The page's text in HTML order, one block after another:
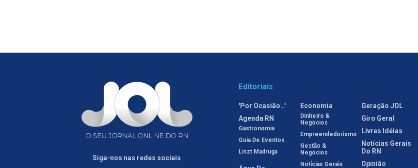
Siga-nos nas redes sociais
Editoriais
'Por Ocasião…'
Agenda RN
Gastronomia
Guia De Eventos
Liszt Madruga
Economia
Dinheiro &
Negócios
Empreendedorismo
Gestão &
Negócios
Notícias Gerais
Geração JOL
Giro Geral
Livres Idéias
Notícias Gerais
Do RN
Opinião